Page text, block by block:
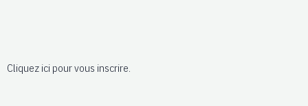
Cliquez ici pour vous inscrire.